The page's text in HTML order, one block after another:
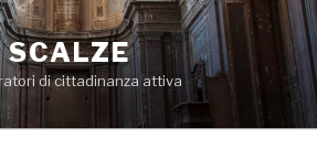
SCALZE
di cittadinanza attiva